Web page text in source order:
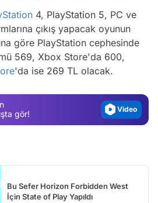
4, PlayStation 5, PC ve
çıkış yapacak oyunun
göre PlayStation cephesinde
569, Xbox Store'da 600,
'da ise 269 TL olacak.
gör!
Video
Video
Bu Sefer Horizon Forbidden West
İçin State of Play Yapıldı